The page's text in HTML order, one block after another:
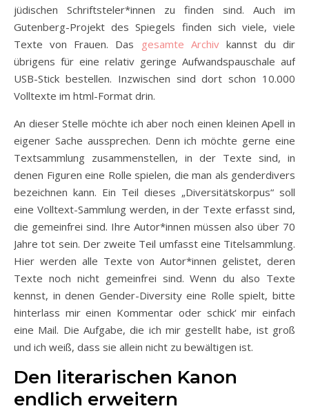
jüdischen Schriftsteler*innen zu finden sind. Auch im
Gutenberg-Projekt des Spiegels finden sich viele, viele
Texte von Frauen. Das
gesamte Archivkannst du dir
übrigens für eine relativ geringe Aufwandspauschale auf
USB-Stick bestellen. Inzwischen sind dort schon 10.000
Volltexte im html-Format drin.
An dieser Stelle möchte ich aber noch einen kleinen Apell in
eigener Sache aussprechen. Denn ich möchte gerne eine
Textsammlung zusammenstellen, in der Texte sind, in
denen Figuren eine Rolle spielen, die man als genderdivers
bezeichnen kann. Ein Teil dieses „Diversitätskorpus“ soll
eine Volltext-Sammlung werden, in der Texte erfasst sind,
die gemeinfrei sind. Ihre Autor*innen müssen also über 70
Jahre tot sein. Der zweite Teil umfasst eine Titelsammlung.
Hier werden alle Texte von Autor*innen gelistet, deren
Texte noch nicht gemeinfrei sind. Wenn du also Texte
kennst, in denen Gender-Diversity eine Rolle spielt, bitte
hinterlass mir einen Kommentar oder schick‘ mir einfach
eine Mail. Die Aufgabe, die ich mir gestellt habe, ist groß
und ich weiß, dass sie allein nicht zu bewältigen ist.
Den literarischen Kanon
endlich erweitern